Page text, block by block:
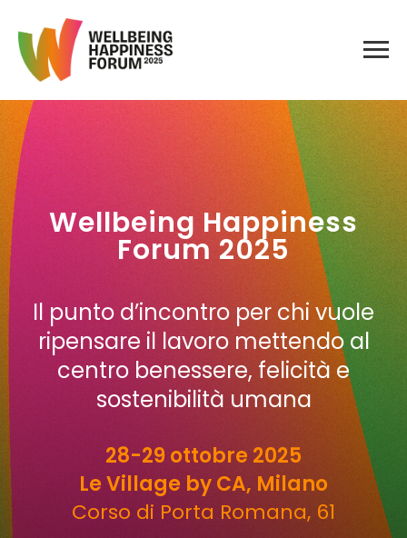
Wellbeing Happiness
Forum 2025
Il punto d’incontro per chi vuole
ripensare il lavoro mettendo al
centro benessere, felicità e
sostenibilità umana
28-29 ottobre 2025
Le Village by CA, Milano
Corso di Porta Romana, 61